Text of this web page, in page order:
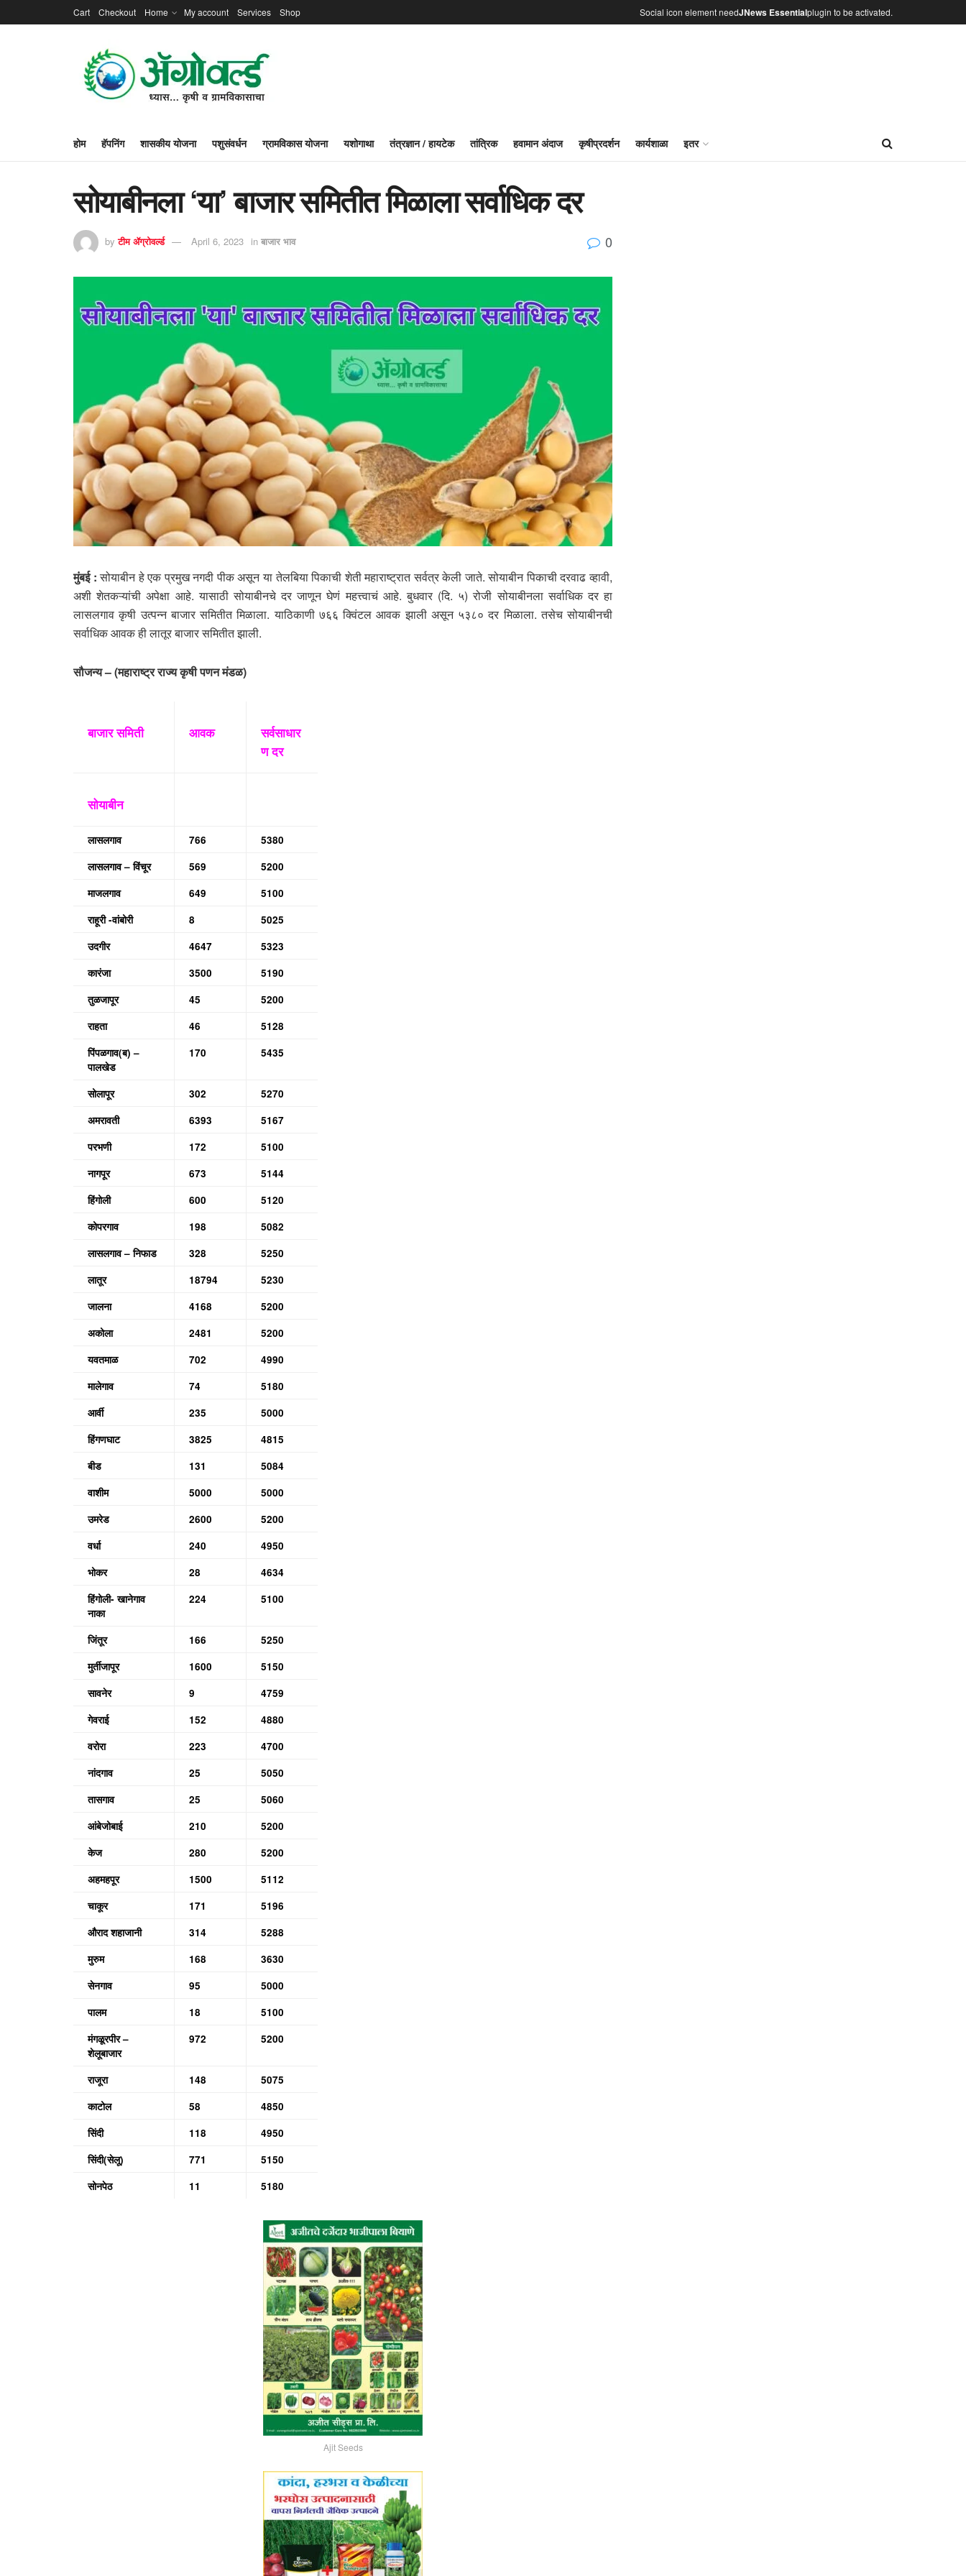
Cart Checkout Home My account Services Shop Social icon element needJNews Essentialplugin to be activated.
होम हॅपनिंग शासकीय योजना पशुसंवर्धन ग्रामविकास योजना यशोगाथा तंत्रज्ञान / हायटेक तांत्रिक हवामान अंदाज कृषीप्रदर्शन कार्यशाळा इतर
सोयाबीनला ‘या’ बाजार समितीत मिळाला सर्वाधिक दर
by टीम ॲग्रोवर्ल्ड April 6, 2023 in बाजार भाव 0
मुंबई :सोयाबीन हे एक प्रमुख नगदी पीक असून या तेलबिया पिकाची शेती महाराष्ट्रात सर्वत्र केली जाते. सोयाबीन पिकाची दरवाढ व्हावी,
अशी शेतकऱ्यांची अपेक्षा आहे. यासाठी सोयाबीनचे दर जाणून घेणं महत्त्वाचं आहे. बुधवार (दि. ५) रोजी सोयाबीनला सर्वाधिक दर हा
लासलगाव कृषी उत्पन्न बाजार समितीत मिळाला. याठिकाणी ७६६ क्विंटल आवक झाली असून ५३८० दर मिळाला. तसेच सोयाबीनची
सर्वाधिक आवक ही लातूर बाजार समितीत झाली.
सौजन्य – (महाराष्ट्र राज्य कृषी पणन मंडळ)
बाजार समिती आवक
सर्वसाधार
ण दर
सोयाबीन
लासलगाव 766
5380
लासलगाव – विंचूर
569
5200
माजलगाव
649
5100
राहूरी -वांबोरी
8
5025
उदगीर
4647
5323
कारंजा
3500
5190
तुळजापूर
45
5200
राहता
46
5128
पिंपळगाव(ब) –
पालखेड
170 5435
सोलापूर 302
5270
अमरावती
6393
5167
परभणी
172
5100
नागपूर
673
5144
हिंगोली
600
5120
कोपरगाव
198
5082
लासलगाव – निफाड
328
5250
लातूर
18794
5230
जालना
4168
5200
अकोला
2481
5200
यवतमाळ
702
4990
मालेगाव
74
5180
आर्वी
235
5000
हिंगणघाट
3825
4815
बीड
131
5084
वाशीम
5000
5000
उमरेड
2600
5200
वर्धा
240
4950
भोकर
28
4634
हिंगोली- खानेगाव
नाका
224 5100
जिंतूर 166
5250
मुर्तीजापूर
1600
5150
सावनेर
9
4759
गेवराई
152
4880
वरोरा
223
4700
नांदगाव
25
5050
तासगाव
25
5060
आंबेजोबाई
210
5200
केज
280
5200
अहमहपूर
1500
5112
चाकूर
171
5196
औराद शहाजानी
314
5288
मुरुम
168
3630
सेनगाव
95
5000
पालम
18
5100
मंगळूरपीर –
शेलूबाजार
972 5200
राजूरा 148
5075
काटोल
58
4850
सिंदी
118
4950
सिंदी(सेलू)
771
5150
सोनपेठ
11 5180
Ajit Seeds